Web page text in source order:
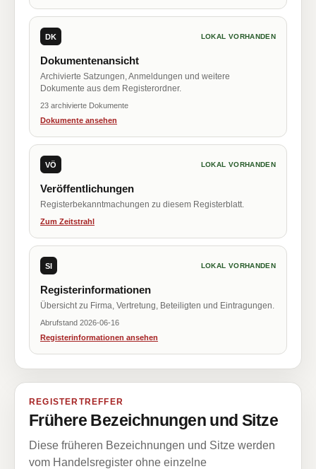
DK LOKAL VORHANDEN
Dokumentenansicht
Archivierte Satzungen, Anmeldungen und weitere
Dokumente aus dem Registerordner.
23 archivierte Dokumente
Dokumente ansehen
VÖ LOKAL VORHANDEN
Veröffentlichungen
Registerbekanntmachungen zu diesem Registerblatt.
Zum Zeitstrahl
SI LOKAL VORHANDEN
Registerinformationen
Übersicht zu Firma, Vertretung, Beteiligten und Eintragungen.
Abrufstand 2026-06-16
Registerinformationen ansehen
REGISTERTREFFER
Frühere Bezeichnungen und Sitze
Diese früheren Bezeichnungen und Sitze werden
vom Handelsregister ohne einzelne